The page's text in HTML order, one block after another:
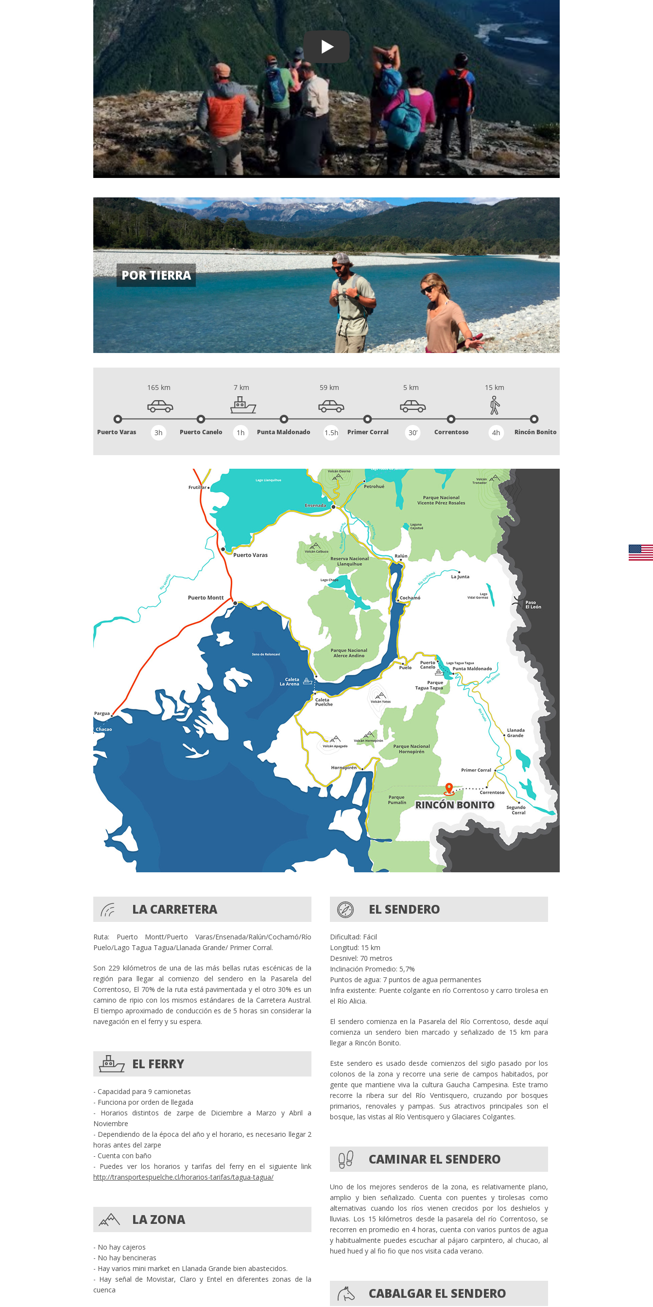
POR TIERRA
LA CARRETERA
Ruta: Puerto Montt/Puerto Varas/Ensenada/Ralún/Cochamó/Río
Puelo/Lago Tagua Tagua/Llanada Grande/ Primer Corral.
Son 229 kilómetros de una de las más bellas rutas escénicas de la
región para llegar al comienzo del sendero en la Pasarela del
Correntoso, El 70% de la ruta está pavimentada y el otro 30% es un
camino de ripio con los mismos estándares de la Carretera Austral.
El tiempo aproximado de conducción es de 5 horas sin considerar la
navegación en el ferry y su espera.
EL FERRY
- Capacidad para 9 camionetas
- Funciona por orden de llegada
- Horarios distintos de zarpe de Diciembre a Marzo y Abril a
Noviembre
- Dependiendo de la época del año y el horario, es necesario llegar 2
horas antes del zarpe
- Cuenta con baño
- Puedes ver los horarios y tarifas del ferry en el siguiente link
http://transportespuelche.cl/horarios-tarifas/tagua-tagua/
LA ZONA
- No hay cajeros
- No hay bencineras
- Hay varios mini market en Llanada Grande bien abastecidos.
- Hay señal de Movistar, Claro y Entel en diferentes zonas de la
cuenca
EL SENDERO
Dificultad: Fácil
Longitud: 15 km
Desnivel: 70 metros
Inclinación Promedio: 5,7%
Puntos de agua: 7 puntos de agua permanentes
Infra existente: Puente colgante en río Correntoso y carro tirolesa en
el Río Alicia.
El sendero comienza en la Pasarela del Río Correntoso, desde aquí
comienza un sendero bien marcado y señalizado de 15 km para
llegar a Rincón Bonito.
Este sendero es usado desde comienzos del siglo pasado por los
colonos de la zona y recorre una serie de campos habitados, por
gente que mantiene viva la cultura Gaucha Campesina. Este tramo
recorre la ribera sur del Río Ventisquero, cruzando por bosques
primarios, renovales y pampas. Sus atractivos principales son el
bosque, las vistas al Río Ventisquero y Glaciares Colgantes.
CAMINAR EL SENDERO
Uno de los mejores senderos de la zona, es relativamente plano,
amplio y bien señalizado. Cuenta con puentes y tirolesas como
alternativas cuando los ríos vienen crecidos por los deshielos y
lluvias. Los 15 kilómetros desde la pasarela del río Correntoso, se
recorren en promedio en 4 horas, cuenta con varios puntos de agua
y habitualmente puedes escuchar al pájaro carpintero, al chucao, al
hued hued y al fio fio que nos visita cada verano.
CABALGAR EL SENDERO